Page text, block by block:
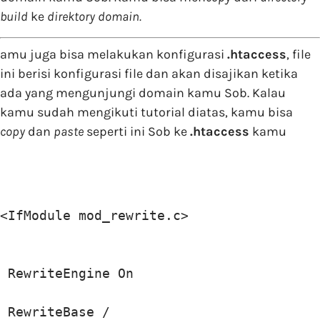
build ke direktory domain.
amu juga bisa melakukan konfigurasi .htaccess, file
ini berisi konfigurasi file dan akan disajikan ketika
ada yang mengunjungi domain kamu Sob. Kalau
kamu sudah mengikuti tutorial diatas, kamu bisa
copy dan paste seperti ini Sob ke.htaccess kamu
<IfModule mod_rewrite.c>
RewriteEngine On
RewriteBase /